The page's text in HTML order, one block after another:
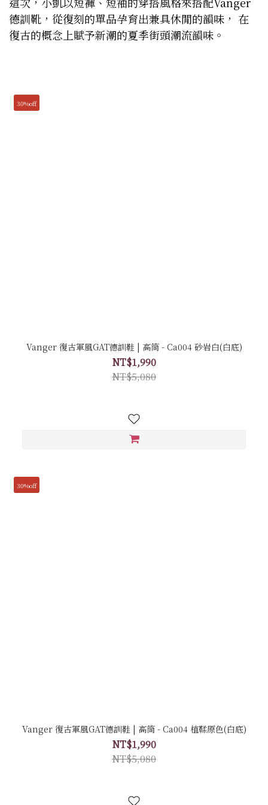
德訓靴，從復刻的單品孕育出兼具休閒的韻味， 在
復古的概念上賦予新潮的夏季街頭潮流韻味。
30%off
Vanger 復古軍風GAT德訓鞋 | 高筒 - Ca004 砂岩白(白底)
NT$1,990
NT$5,080
30%off
Vanger 復古軍風GAT德訓鞋 | 高筒 - Ca004 植鞣原色(白底)
NT$1,990
NT$5,080